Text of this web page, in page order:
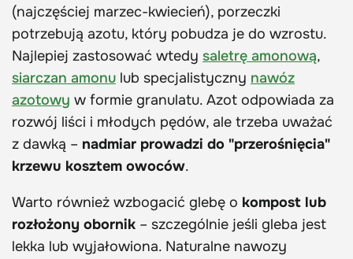
(najczęściej marzec-kwiecień), porzeczki
potrzebują azotu, który pobudza je do wzrostu.
Najlepiej zastosować wtedy saletrę amonową,
siarczan amonu lub specjalistyczny nawóz
azotowy w formie granulatu. Azot odpowiada za
rozwój liści i młodych pędów, ale trzeba uważać
z dawką – nadmiar prowadzi do "przerośnięcia"
krzewu kosztem owoców.
Warto również wzbogacić glebę o kompost lub
rozłożony obornik – szczególnie jeśli gleba jest
lekka lub wyjałowiona. Naturalne nawozy